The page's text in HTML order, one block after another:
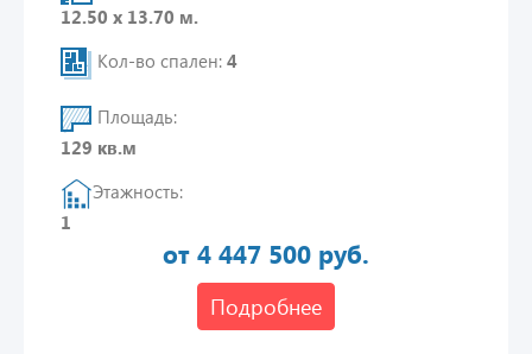
12.50 х 13.70 м.
Кол-во спален: 4
Площадь:
129 кв.м
Этажность:
1
от 4 447 500 руб.
Подробнее